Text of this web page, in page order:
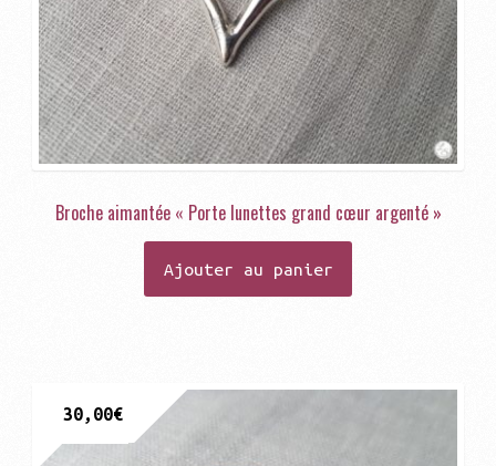
Broche aimantée « Porte lunettes grand cœur argenté »
Ajouter au panier
30,00€